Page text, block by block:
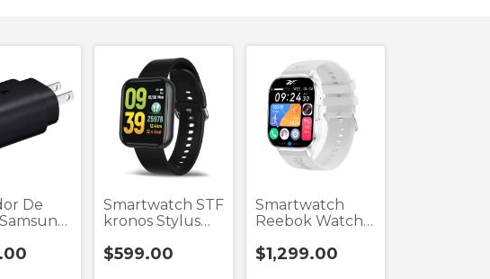
De
Tip
Smartwatch STF
kronos Stylus
$599.00
Smartwatch
Reebok Watch
$1,299.00